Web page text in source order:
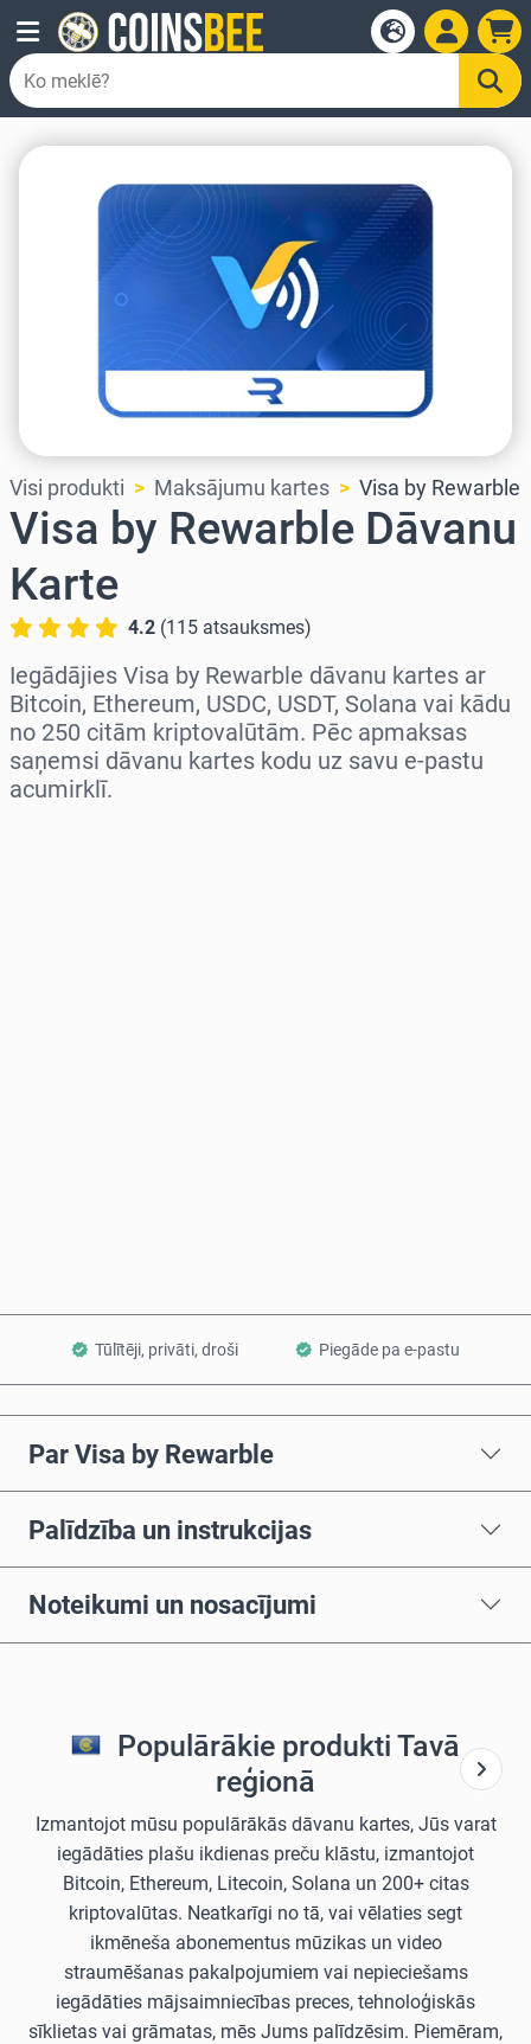
Visi produkti Maksājumu kartes Visa by Rewarble
Visa by Rewarble Dāvanu
Karte
4.2 (115 atsauksmes)
Iegādājies Visa by Rewarble dāvanu kartes ar
Bitcoin, Ethereum, USDC, USDT, Solana vai kādu
no 250 citām kriptovalūtām. Pēc apmaksas
saņemsi dāvanu kartes kodu uz savu e-pastu
acumirklī.
Tūlītēji, privāti, droši Piegāde pa e-pastu
Par Visa by Rewarble
Palīdzība un instrukcijas
Noteikumi un nosacījumi
Populārākie produkti Tavā
reģionā
Izmantojot mūsu populārākās dāvanu kartes, Jūs varat
iegādāties plašu ikdienas preču klāstu, izmantojot
Bitcoin, Ethereum, Litecoin, Solana un 200+ citas
kriptovalūtas. Neatkarīgi no tā, vai vēlaties segt
ikmēneša abonementus mūzikas un video
straumēšanas pakalpojumiem vai nepieciešams
iegādāties mājsaimniecības preces, tehnoloģiskās
sīklietas vai grāmatas, mēs Jums palīdzēsim. Piemēram,